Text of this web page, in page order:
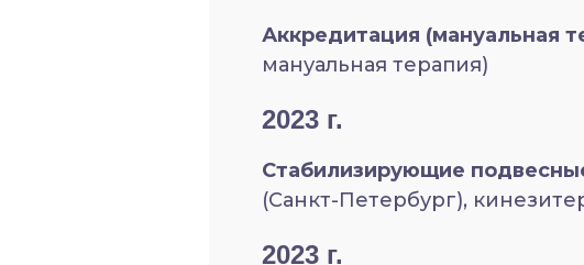
2023 г.
2023 г.
Аккредитация (мануальная
мануальная терапия)
Стабилизирующие
(Санкт-Петербург),